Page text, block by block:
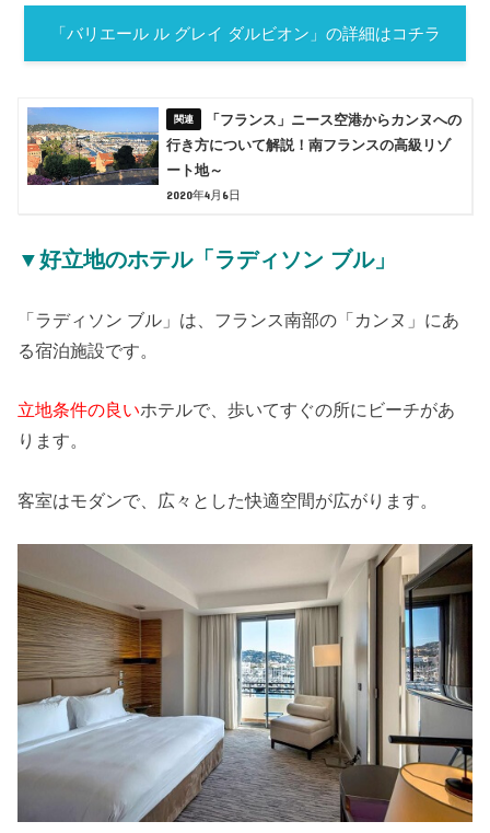
「バリエール ル グレイ ダルビオン」の詳細はコチラ
「フランス」ニース空港からカンヌへの
行き方について解説！南フランスの高級リゾ
ート地～
2020年4月6日
▼好立地のホテル「ラディソン ブル」
「ラディソン ブル」は、フランス南部の「カンヌ」にあ
る宿泊施設です。
立地条件の良いホテルで、歩いてすぐの所にビーチがあ
ります。
客室はモダンで、広々とした快適空間が広がります。